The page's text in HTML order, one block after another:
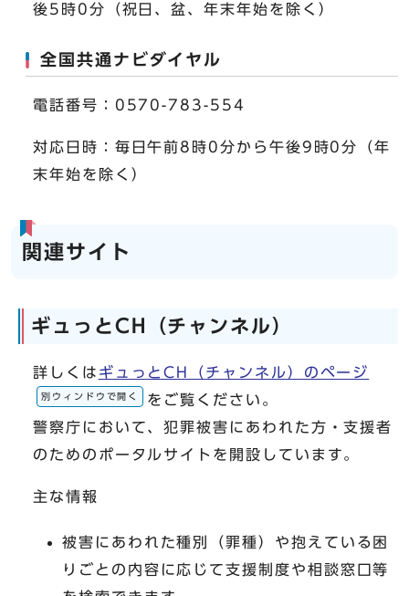
後5時0分（祝日、盆、年末年始を除く）
全国共通ナビダイヤル
電話番号：0570-783-554
対応日時：毎日午前8時0分から午後9時0分（年
末年始を除く）
関連サイト
ギュっとCH（チャンネル）
詳しくは ギュっとCH（チャンネル）のページ
別ウィンドウで開く
をご覧ください。
警察庁において、犯罪被害にあわれた方・支援者
のためのポータルサイトを開設しています。
主な情報
被害にあわれた種別（罪種）や抱えている困
りごとの内容に応じて支援制度や相談窓口等